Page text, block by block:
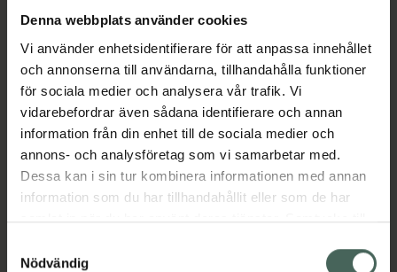
Denna webbplats använder cookies
Vi använder enhetsidentifierare för att anpassa innehållet
och annonserna till användarna, tillhandahålla funktioner
för sociala medier och analysera vår trafik. Vi
vidarebefordrar även sådana identifierare och annan
information från din enhet till de sociala medier och
annons- och analysföretag som vi samarbetar med.
Dessa kan i sin tur kombinera informationen med annan
information som du har tillhandahållit eller som de har
samlat in när du har använt deras tjänster. Samtycke till
återkalla ditt samtycke via webbplatsens
Nödvändig
Köp via ditt recept
Fler produkter från Mounjaro
Aktuella erbjudanden
Beskrivning Dölj
EAN:05714191016942